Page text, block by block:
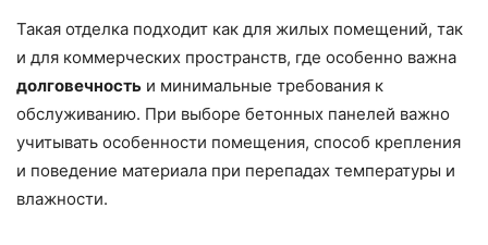
Такая отделка подходит как для жилых помещений, так
и для коммерческих пространств, где особенно важна
долговечность и минимальные требования к
обслуживанию. При выборе бетонных панелей важно
учитывать особенности помещения, способ крепления
и поведение материала при перепадах температуры и
влажности.